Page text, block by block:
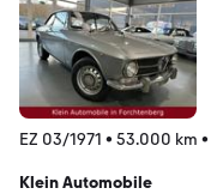
EZ 03/1971 • 53.000 km •
Klein Automobile